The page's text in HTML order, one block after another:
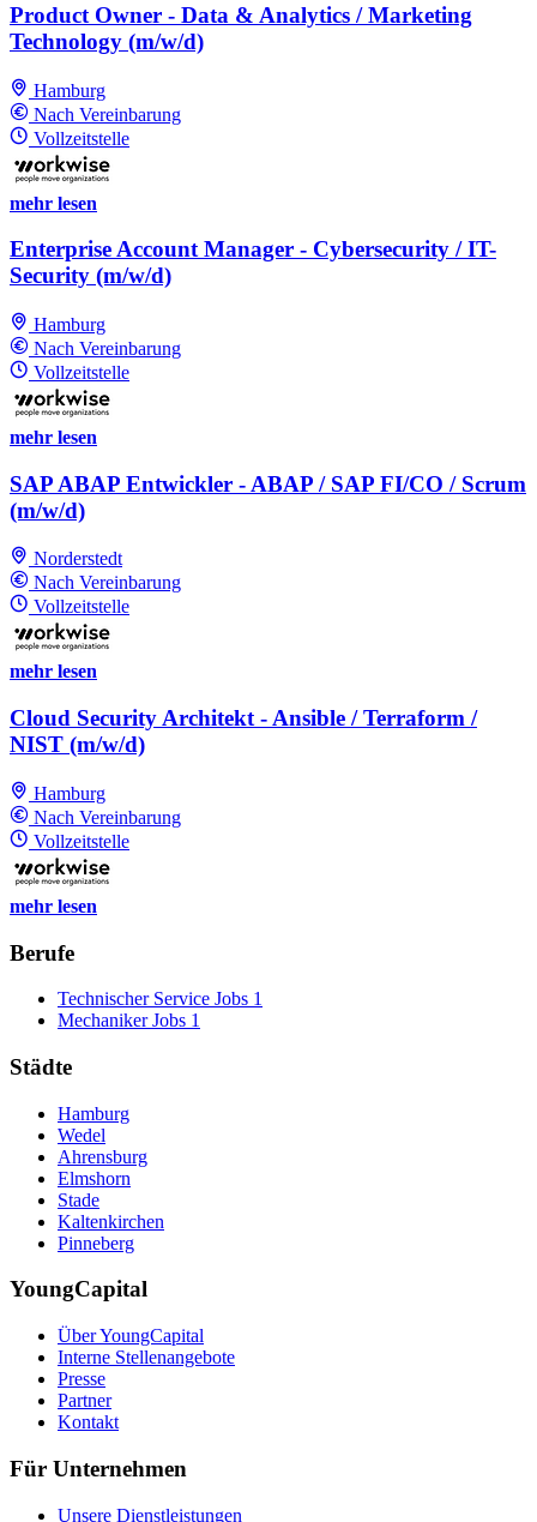
Product Owner - Data & Analytics / Marketing
Technology (m/w/d)
Hamburg
Nach Vereinbarung
Vollzeitstelle
mehr lesen
Enterprise Account Manager - Cybersecurity / IT-
Security (m/w/d)
Hamburg
Nach Vereinbarung
Vollzeitstelle
mehr lesen
SAP ABAP Entwickler - ABAP / SAP FI/CO / Scrum
(m/w/d)
Norderstedt
Nach Vereinbarung
Vollzeitstelle
mehr lesen
Cloud Security Architekt - Ansible / Terraform /
NIST (m/w/d)
Hamburg
Nach Vereinbarung
Vollzeitstelle
mehr lesen
Berufe
Technischer Service Jobs 1
Mechaniker Jobs 1
Städte
Hamburg
Wedel
Ahrensburg
Elmshorn
Stade
Kaltenkirchen
Pinneberg
YoungCapital
Über YoungCapital
Interne Stellenangebote
Presse
Partner
Kontakt
Für Unternehmen
Unsere Dienstleistungen